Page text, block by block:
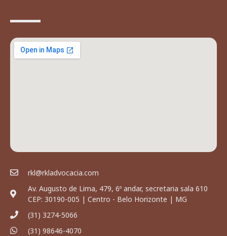
rkl@rkladvocacia.com
Av. Augusto de Lima, 479, 6º andar, secretaria sala 610
CEP: 30190-005 | Centro - Belo Horizonte | MG
(31) 3274-5066
(31) 98646-4070